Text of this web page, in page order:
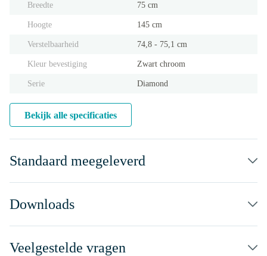
Breedte 75 cm
Hoogte 145 cm
Verstelbaarheid 74,8 - 75,1 cm
Kleur bevestiging Zwart chroom
Serie Diamond
Bekijk alle specificaties
Standaard meegeleverd
Downloads
Veelgestelde vragen